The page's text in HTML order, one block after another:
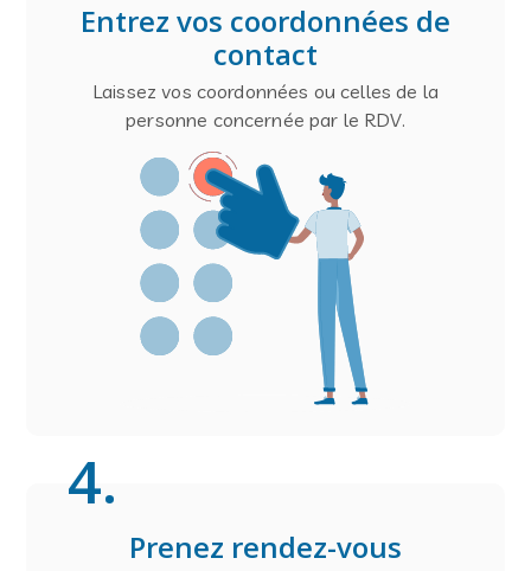
Entrez vos coordonnées de
contact
Laissez vos coordonnées ou celles de la
personne concernée par le RDV.
4.
Prenez rendez-vous